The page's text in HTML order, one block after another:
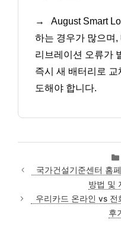
→
August Smart
하는 경우가 많으며
리브레이션 오류가
즉시 새 배터리로 교
도해야 합니다.
국가건설기준센터 홈
방법 및
우리카드 온라인 vs
후